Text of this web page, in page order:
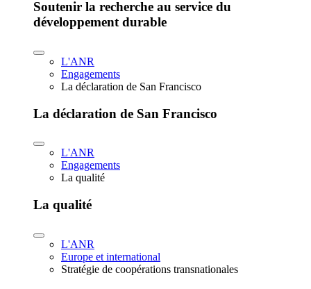
Soutenir la recherche au service du
développement durable
L'ANR
Engagements
La déclaration de San Francisco
La déclaration de San Francisco
L'ANR
Engagements
La qualité
La qualité
L'ANR
Europe et international
Stratégie de coopérations transnationales